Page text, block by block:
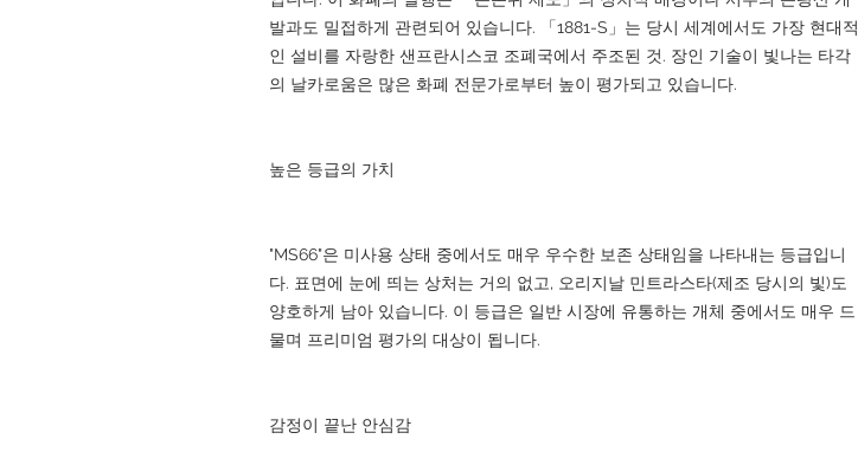
발과도 밀접하게 관련되어 있습니다. 「1881-S」는 당시 세계에서도 가장 현대적
인 설비를 자랑한 샌프란시스코 조폐국에서 주조된 것. 장인 기술이 빛나는 타각
의 날카로움은 많은 화폐 전문가로부터 높이 평가되고 있습니다.
높은 등급의 가치
"MS66"은 미사용 상태 중에서도 매우 우수한 보존 상태임을 나타내는 등급입니
다. 표면에 눈에 띄는 상처는 거의 없고, 오리지날 민트라스타(제조 당시의 빛)도
양호하게 남아 있습니다. 이 등급은 일반 시장에 유통하는 개체 중에서도 매우 드
물며 프리미엄 평가의 대상이 됩니다.
감정이 끝난 안심감